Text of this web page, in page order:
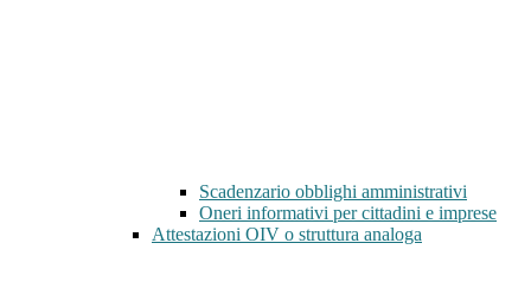
Scadenzario obblighi amministrativi
Oneri informativi per cittadini e imprese
Attestazioni OIV o struttura analoga